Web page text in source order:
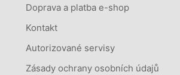
Doprava a platba e-shop
Kontakt
Autorizované servisy
Zásady ochrany osobních údajů